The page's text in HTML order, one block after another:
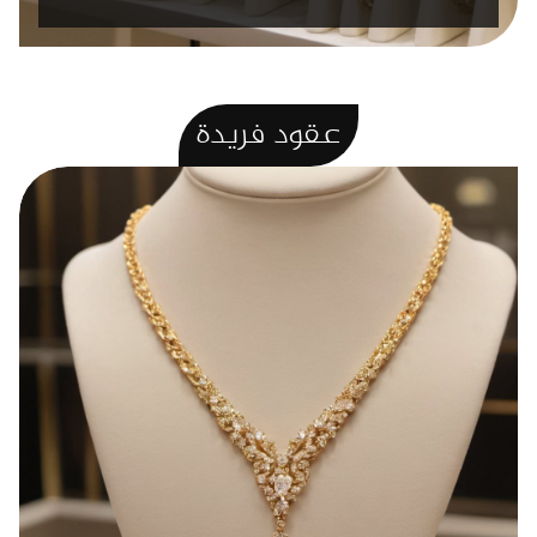
عقود فريدة
عقد ذهب وزن 3.8